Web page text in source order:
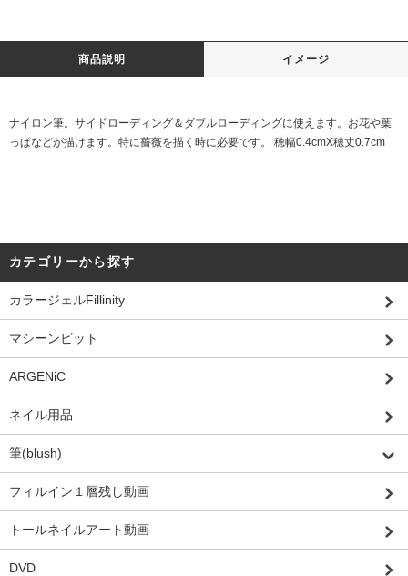
商品説明 イメージ
ナイロン筆。サイドローディング＆ダブルローディングに使えます。お花や葉
っぱなどが描けます。特に薔薇を描く時に必要です。 穂幅0.4cmX穂丈0.7cm
カテゴリーから探す
カラージェルFillinity
マシーンビット
ARGENiC
ネイル用品
筆(blush)
フィルイン１層残し動画
トールネイルアート動画
DVD